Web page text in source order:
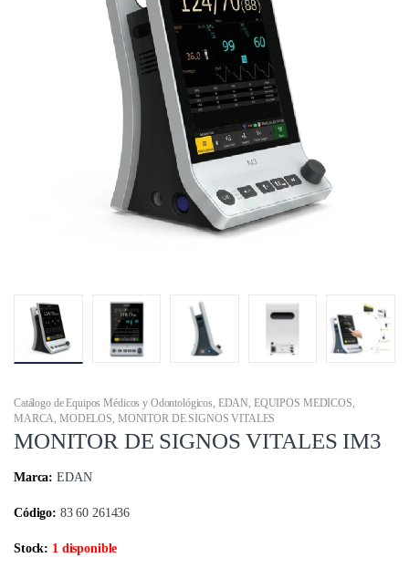
Catálogo de Equipos Médicos y Odontológicos, EDAN, EQUIPOS MEDICOS,
MARCA,MODELOS, MONITOR DE SIGNOS VITALES
MONITOR DE SIGNOS VITALES IM3
Marca: EDAN
Código: 83 60 261436
Stock: 1 disponible